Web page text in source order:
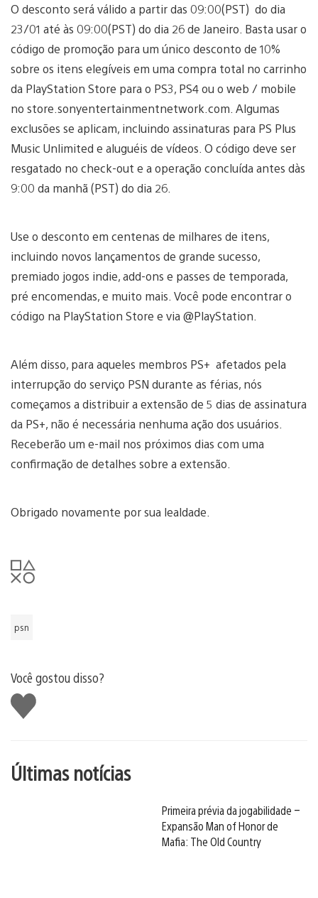
O desconto será válido a partir das 09:00(PST) do dia
23/01 até às 09:00(PST) do dia 26 de Janeiro. Basta usar o
código de promoção para um único desconto de 10%
sobre os itens elegíveis em uma compra total no carrinho
da PlayStation Store para o PS3, PS4 ou o web / mobile
no store.sonyentertainmentnetwork.com. Algumas
exclusões se aplicam, incluindo assinaturas para PS Plus
Music Unlimited e aluguéis de vídeos. O código deve ser
resgatado no check-out e a operação concluída antes dàs
9:00 da manhã (PST) do dia 26.
Use o desconto em centenas de milhares de itens,
incluindo novos lançamentos de grande sucesso,
premiado jogos indie, add-ons e passes de temporada,
pré encomendas, e muito mais. Você pode encontrar o
código na PlayStation Store e via @PlayStation.
Além disso, para aqueles membros PS+ afetados pela
interrupção do serviço PSN durante as férias, nós
começamos a distribuir a extensão de 5 dias de assinatura
da PS+, não é necessária nenhuma ação dos usuários.
Receberão um e-mail nos próximos dias com uma
confirmação de detalhes sobre a extensão.
Obrigado novamente por sua lealdade.
psn
Você gostou disso?
Curtir
Últimas notícias
Primeira prévia da jogabilidade –
Expansão Man of Honor de
Mafia: The Old Country